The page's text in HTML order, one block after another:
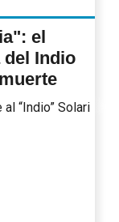
el
del Indio